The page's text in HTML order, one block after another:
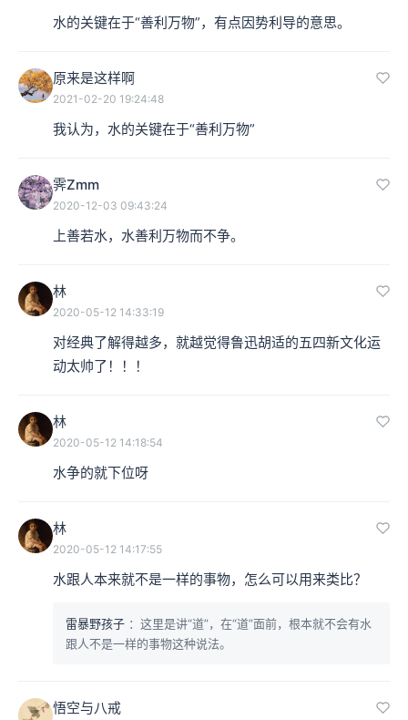
水的关键在于“善利万物”，有点因势利导的意思。
原来是这样啊
2021-02-20 19:24:48
我认为，水的关键在于“善利万物”
霁Zmm
2020-12-03 09:43:24
上善若水，水善利万物而不争。
林
2020-05-12 14:33:19
对经典了解得越多，就越觉得鲁迅胡适的五四新文化运
动太帅了！！！
林
2020-05-12 14:18:54
水争的就下位呀
林
2020-05-12 14:17:55
水跟人本来就不是一样的事物，怎么可以用来类比？
雷暴野孩子 ：这里是讲“道”，在“道”面前，根本就不会有水
跟人不是一样的事物这种说法。
悟空与八戒